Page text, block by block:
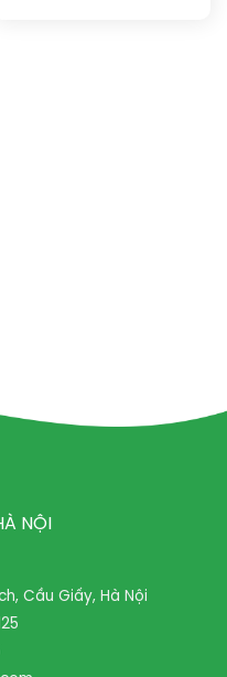
NỘI
Cầu Giấy, Hà Nội